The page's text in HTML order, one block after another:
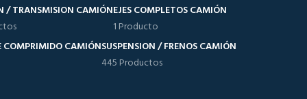
/ TRANSMISION CAMIÓNEJES COMPLETOS CAMIÓN
1 Producto
COMPRIMIDO CAMIÓNSUSPENSION / FRENOS CAMIÓN
445 Productos